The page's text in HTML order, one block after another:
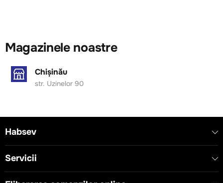
Magazinele noastre
Chișinău
str. Uzinelor 90
Habsev
Servicii